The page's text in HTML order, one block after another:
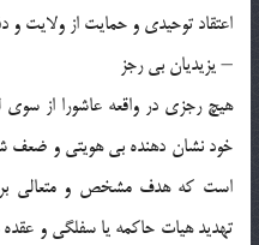
اعتقاد توحيدي و حمايت از ولايت و
– يزيديان بي رجز
هيچ رجزي در واقعه عاشورا از
خود نشان دهنده بي هويتي و ضعف
است که هدف مشخص و متعالي
تهديد هيات حاکمه يا سفلگي و